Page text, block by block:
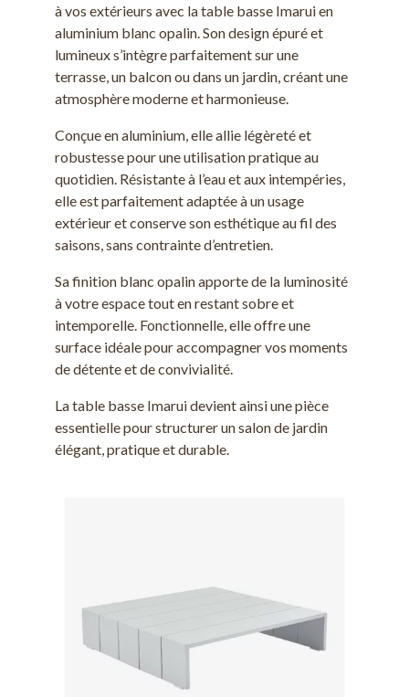
à vos extérieurs avec la table basse Imarui en
aluminium blanc opalin. Son design épuré et
lumineux s’intègre parfaitement sur une
terrasse, un balcon ou dans un jardin, créant une
atmosphère moderne et harmonieuse.
Conçue en aluminium, elle allie légèreté et
robustesse pour une utilisation pratique au
quotidien. Résistante à l’eau et aux intempéries,
elle est parfaitement adaptée à un usage
extérieur et conserve son esthétique au fil des
saisons, sans contrainte d’entretien.
Sa finition blanc opalin apporte de la luminosité
à votre espace tout en restant sobre et
intemporelle. Fonctionnelle, elle offre une
surface idéale pour accompagner vos moments
de détente et de convivialité.
La table basse Imarui devient ainsi une pièce
essentielle pour structurer un salon de jardin
élégant, pratique et durable.